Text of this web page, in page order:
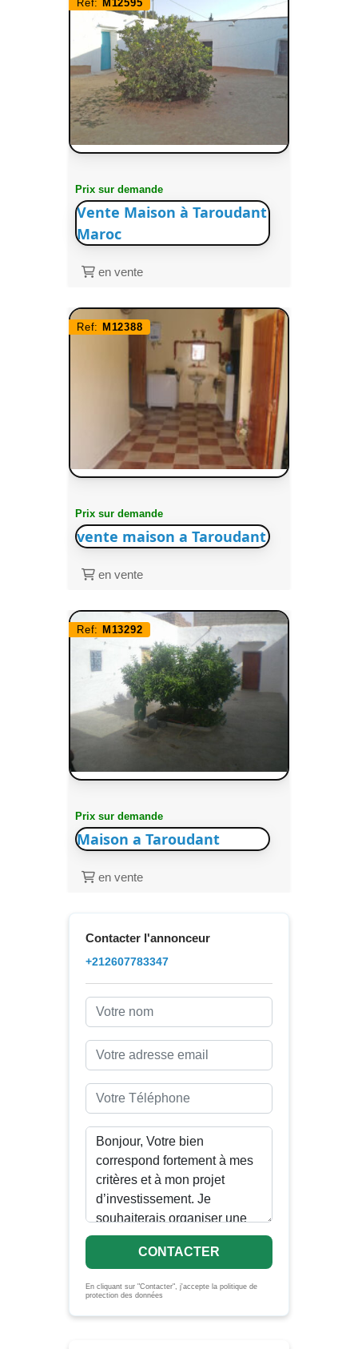
Ref: M12595
Prix sur demande
Vente Maison à Taroudant
Maroc
en vente
Ref: M12388
Prix sur demande
vente maison a Taroudant
en vente
Ref: M13292
Prix sur demande
Maison a Taroudant
en vente
Contacter l'annonceur
+212607783347
CONTACTER
En cliquant sur "Contacter", j'accepte la politique de
protection des données